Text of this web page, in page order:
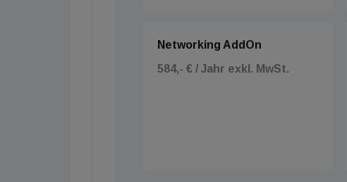
Networking AddOn
584,- € / Jahr exkl. MwSt.